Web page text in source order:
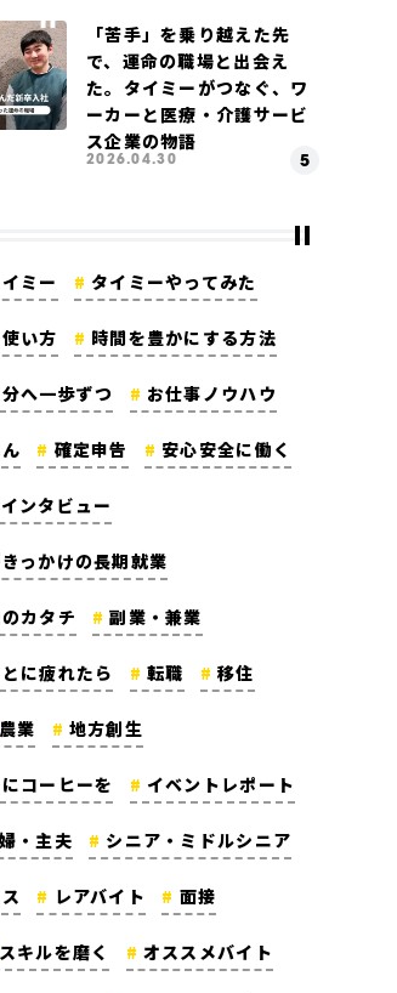
「苦手」を乗り越えた先
で、運命の職場と出会え
た。タイミーがつなぐ、ワ
ーカーと医療・介護サービ
ス企業の物語
2026.04.30
ミー タイミーやってみた
い方 時間を豊かにする方法
へ一歩ずつ お仕事ノウハウ
確定申告 安心安全に働く
ンタビュー
っかけの長期就業
カタチ 副業・兼業
とに疲れたら 転職 移住
農業 地方創生
コーヒーを イベントレポート
・主夫 シニア・ミドルシニア
レアバイト 面接
スキルを磨く オススメバイト